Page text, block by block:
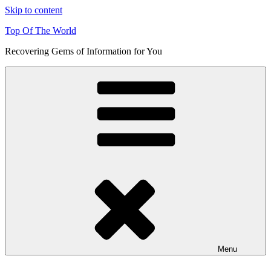
Skip to content
Top Of The World
Recovering Gems of Information for You
Menu